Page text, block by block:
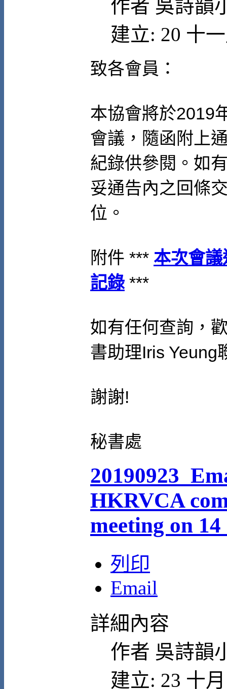
作者 吳詩韻
建立: 20 十
致各會員：
本協會將於2019
會議，隨函附上
紀錄供參閱。如
妥通告內之回條
位。
附件 *** 本次會
記錄 ***
如有任何查詢，
書助理Iris Yeung
謝謝!
秘書處
HKRVCA
meeting on
列印
Email
詳細內容
作者 吳詩韻
建立: 23 十